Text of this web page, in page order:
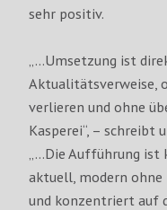
sehr positiv.
„…Umsetzung ist
Aktualitätsverweise,
verlieren und ohne
Kasperei“, – schreibt
„…Die Aufführung ist
aktuell, modern ohne
und konzentriert auf